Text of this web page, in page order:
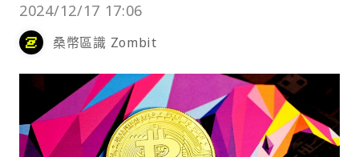
2024/12/17 17:06
桑幣區識 Zombit